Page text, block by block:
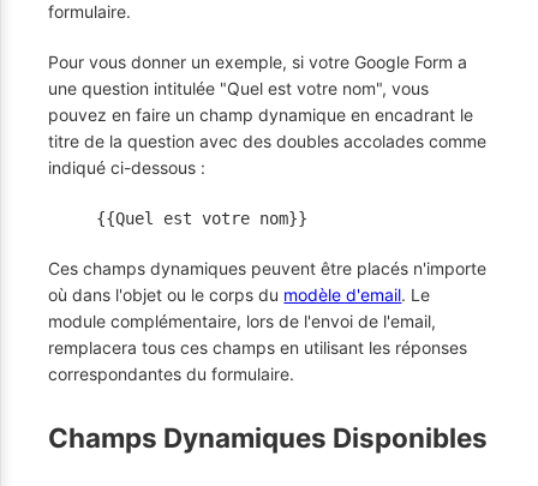
formulaire.
Pour vous donner un exemple, si votre Google Form a
une question intitulée "Quel est votre nom", vous
pouvez en faire un champ dynamique en encadrant le
titre de la question avec des doubles accolades comme
indiqué ci-dessous :
{{Quel est votre nom}}
Ces champs dynamiques peuvent être placés n'importe
où dans l'objet ou le corps du modèle d'email. Le
module complémentaire, lors de l'envoi de l'email,
remplacera tous ces champs en utilisant les réponses
correspondantes du formulaire.
Champs Dynamiques Disponibles